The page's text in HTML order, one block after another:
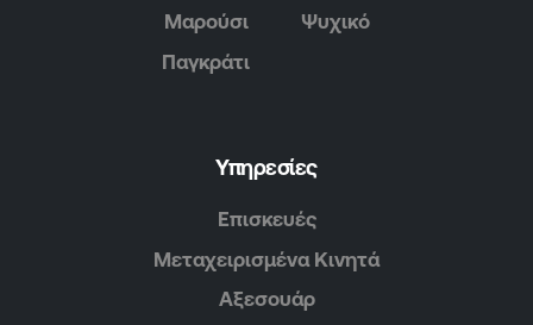
Μαρούσι
Παγκράτι
Ψυχικό
Υπηρεσίες
Επισκευές
Μεταχειρισμένα Κινητά
Αξεσουάρ